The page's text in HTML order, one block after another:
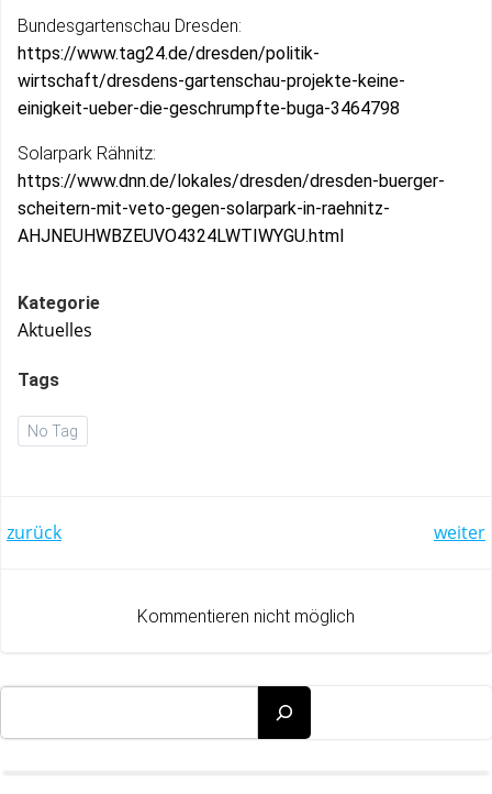
Bundesgartenschau Dresden:
https://www.tag24.de/dresden/politik-
wirtschaft/dresdens-gartenschau-projekte-keine-
einigkeit-ueber-die-geschrumpfte-buga-3464798
Solarpark Rähnitz:
https://www.dnn.de/lokales/dresden/dresden-buerger-
scheitern-mit-veto-gegen-solarpark-in-raehnitz-
AHJNEUHWBZEUVO4324LWTIWYGU.html
Kategorie
Aktuelles
Tags
No Tag
Post
navigation
zurück
navigation
weiter
Kommentieren nicht möglich